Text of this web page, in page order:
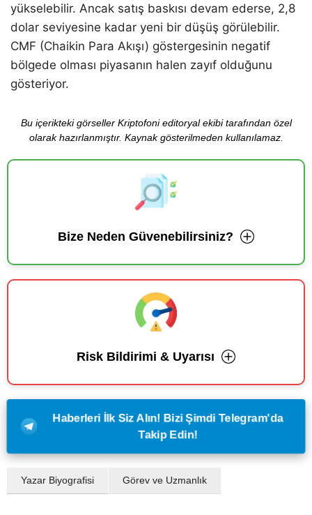
yükselebilir. Ancak satış baskısı devam ederse, 2,8
dolar seviyesine kadar yeni bir düşüş görülebilir.
CMF (Chaikin Para Akışı) göstergesinin negatif
bölgede olması piyasanın halen zayıf olduğunu
gösteriyor.
Bu içerikteki görseller Kriptofoni editoryal ekibi tarafından özel
olarak hazırlanmıştır. Kaynak gösterilmeden kullanılamaz.
Bize Neden Güvenebilirsiniz?
Risk Bildirimi & Uyarısı
Haberleri İlk Siz Alın! Bizi Şimdi Telegram'da
Takip Edin!
Yazar Biyografisi Görev ve Uzmanlık